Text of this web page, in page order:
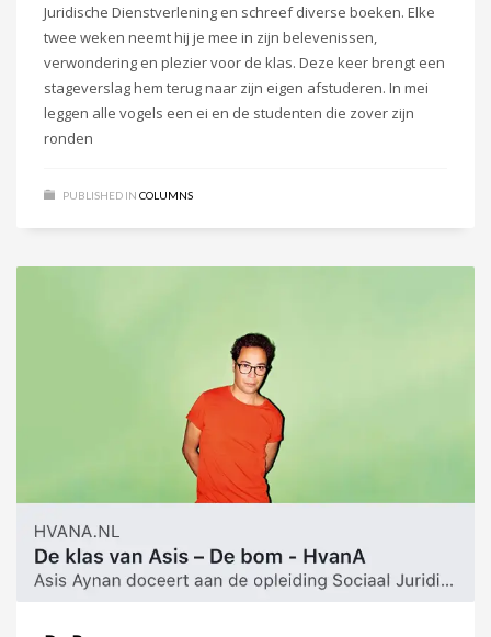
Juridische Dienstverlening en schreef diverse boeken. Elke
twee weken neemt hij je mee in zijn belevenissen,
verwondering en plezier voor de klas. Deze keer brengt een
stageverslag hem terug naar zijn eigen afstuderen. In mei
leggen alle vogels een ei en de studenten die zover zijn
ronden
PUBLISHED IN COLUMNS